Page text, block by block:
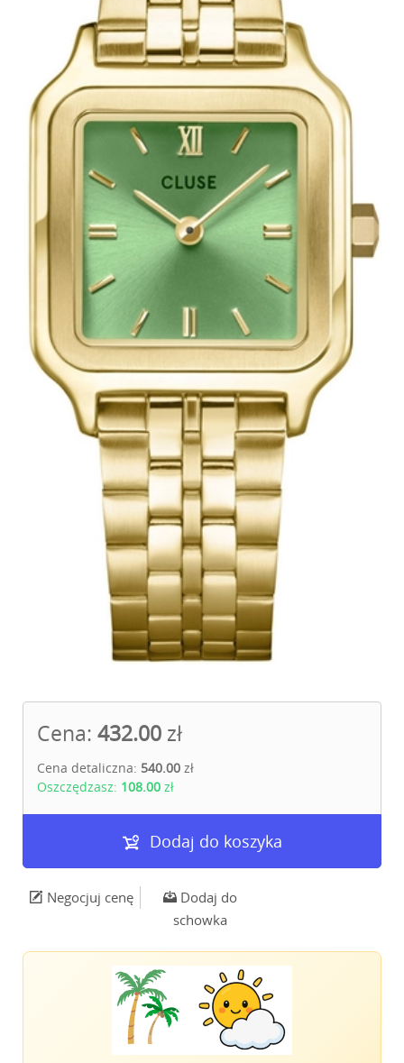
Cena: 432.00 zł
Cena detaliczna: 540.00 zł
Oszczędzasz: 108.00 zł
Dodaj do koszyka
Negocjuj cenę
Dodaj do
schowka